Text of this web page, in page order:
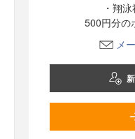
・翔
500円分の
メ